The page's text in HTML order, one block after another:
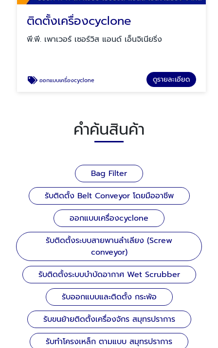
ติดตั้งเครื่องcyclone
พี.พี. เพาเวอร์ เซอร์วิส แอนด์ เอ็นจิเนียริ่ง
ออกแบบเครื่องcyclone ดูรายละเอียด
คำค้นสินค้า
Bag Filter
รับติดตั้ง Belt Conveyor โดยมืออาชีพ
ออกแบบเครื่องcyclone
รับติดตั้งระบบสายพานลำเลียง (Screw
conveyor)
รับติดตั้งระบบบำบัดอากาศ Wet Scrubber
รับออกแบบและติดตั้ง กระพ้อ
รับขนย้ายติดตั้งเครื่องจักร สมุทรปราการ
รับทําโครงเหล็ก ตามแบบ สมุทรปราการ